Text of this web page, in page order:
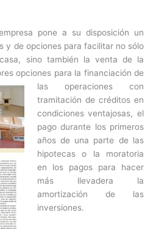
pone a su disposición un
y de opciones para facilitar no sólo
sino también la venta de la
opciones para la financiación de
las operaciones con
tramitación de créditos en
condiciones ventajosas, el
pago durante los primeros
años de una parte de las
hipotecas o la moratoria
en los pagos para hacer
más llevadera la
amortización de las
inversiones.